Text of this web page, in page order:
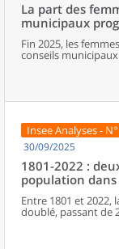
La part des
municipaux
Fin 2025, les
conseils
deux points entre
représentation
sur cinq occupé par
sont plus jeunes
leurs fonctions
et moins souvent
intellectuelles
Insee Analyses -
30/09/2025
1801-2022 :
population dans
Entre 1801 et
doublé, passant de
moitié du XIXe